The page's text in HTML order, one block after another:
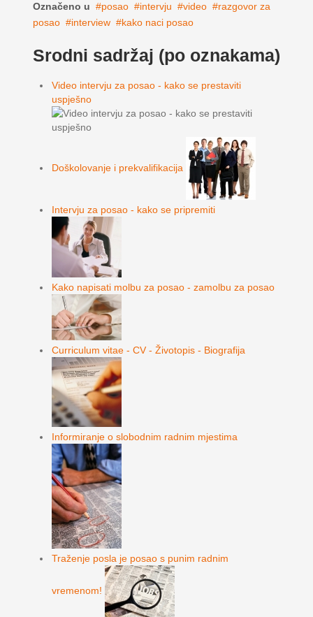
Označeno u posao intervju video
razgovor za
posao
interview kako naci posao
Srodni sadržaj (po oznakama)
Video intervju za posao - kako se prestaviti
uspješno
Doškolovanje i prekvalifikacija
Intervju za posao - kako se pripremiti
Kako napisati molbu za posao - zamolbu za posao
Curriculum vitae - CV - Životopis - Biografija
Informiranje o slobodnim radnim mjestima
Traženje posla je posao s punim radnim
vremenom!